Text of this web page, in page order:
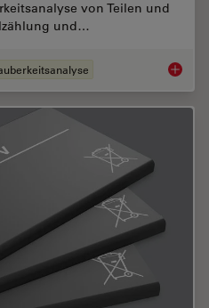
von Teilen und
und…